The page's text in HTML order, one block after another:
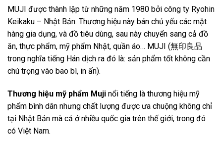
MUJI được thành lập từ những năm 1980 bởi công ty Ryohin
Keikaku – Nhật Bản. Thương hiệu này bán chủ yếu các mặt
hàng gia dụng, và đồ tiêu dùng, sau này chuyển sang cả đồ
ăn, thực phẩm, mỹ phẩm Nhật, quần áo… MUJI (無印良品
trong nghĩa tiếng Hán dịch ra đó là: sản phẩm tốt không cần
chú trọng vào bao bì, in ấn).
Thương hiệu mỹ phẩm Muji nổi tiếng là thương hiệu mỹ
phẩm bình dân nhưng chất lượng được ưa chuộng không chỉ
tại Nhật Bản mà cả ở nhiều quốc gia trên thế giới, trong đó
có Việt Nam.